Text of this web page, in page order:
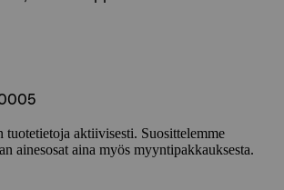
tuotetietoja aktiivisesti. Suosittelemme
ainesosat aina myös myyntipakkauksesta.